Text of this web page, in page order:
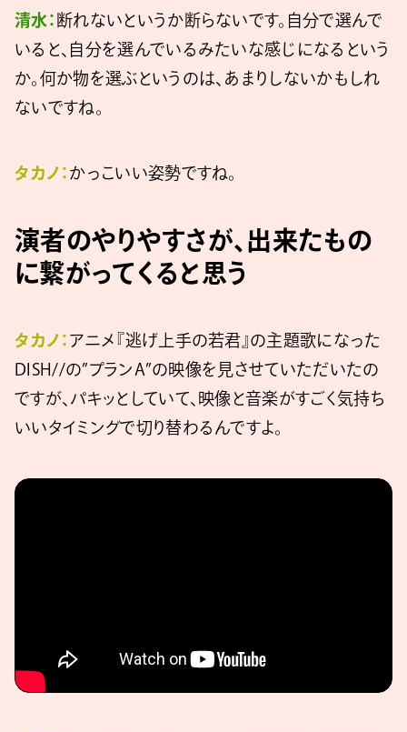
清水： 断れないというか断らないです。自分で選んで
いると、自分を選んでいるみたいな感じになるという
か。何か物を選ぶというのは、あまりしないかもしれ
ないですね。
タカノ： かっこいい姿勢ですね。
演者のやりやすさが、出来たもの
に繋がってくると思う
タカノ： アニメ『逃げ上手の若君』の主題歌になった
DISH//の”プランA”の映像を見させていただいたの
ですが、パキッとしていて、映像と音楽がすごく気持ち
いいタイミングで切り替わるんですよ。